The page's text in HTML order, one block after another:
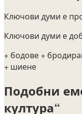
Ключови думи е
Ключови думи е
+ бодове +
+ шиене
Подобни
култура“